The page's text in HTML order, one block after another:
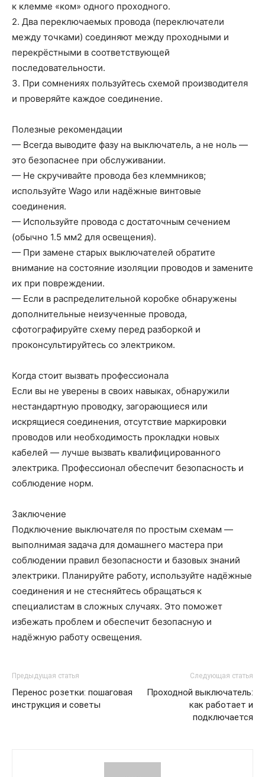
к клемме «ком» одного проходного.
2. Два переключаемых провода (переключатели
между точками) соединяют между проходными и
перекрёстными в соответствующей
последовательности.
3. При сомнениях пользуйтесь схемой производителя
и проверяйте каждое соединение.
Полезные рекомендации
— Всегда выводите фазу на выключатель, а не ноль —
это безопаснее при обслуживании.
— Не скручивайте провода без клеммников;
используйте Wago или надёжные винтовые
соединения.
— Используйте провода с достаточным сечением
(обычно 1.5 мм2 для освещения).
— При замене старых выключателей обратите
внимание на состояние изоляции проводов и замените
их при повреждении.
— Если в распределительной коробке обнаружены
дополнительные неизученные провода,
сфотографируйте схему перед разборкой и
проконсультируйтесь со электриком.
Когда стоит вызвать профессионала
Если вы не уверены в своих навыках, обнаружили
нестандартную проводку, загорающиеся или
искрящиеся соединения, отсутствие маркировки
проводов или необходимость прокладки новых
кабелей — лучше вызвать квалифицированного
электрика. Профессионал обеспечит безопасность и
соблюдение норм.
Заключение
Подключение выключателя по простым схемам —
выполнимая задача для домашнего мастера при
соблюдении правил безопасности и базовых знаний
электрики. Планируйте работу, используйте надёжные
соединения и не стесняйтесь обращаться к
специалистам в сложных случаях. Это поможет
избежать проблем и обеспечит безопасную и
надёжную работу освещения.
Предыдущая статья
Перенос розетки: пошаговая
инструкция и советы
Следующая статья
Проходной выключатель:
как работает и
подключается